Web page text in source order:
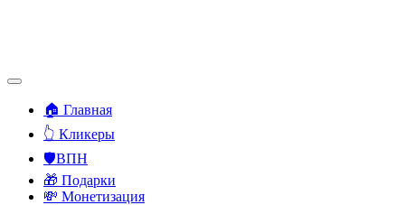
🏠 Главная
👆 Кликеры
🛡️ВПН
🎁 Подарки
💸 Монетизация